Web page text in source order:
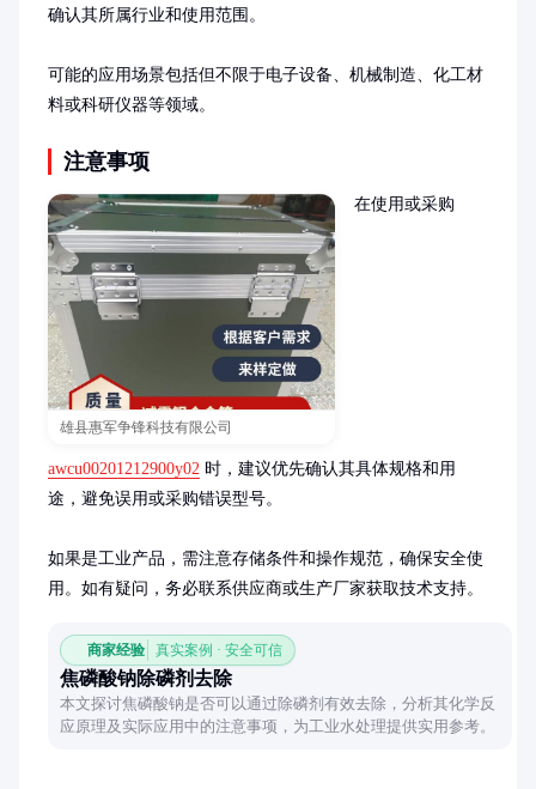
确认其所属行业和使用范围。
可能的应用场景包括但不限于电子设备、机械制造、化工材
料或科研仪器等领域。
注意事项
雄县惠军争锋科技有限公司
awcu00201212900y02 时，建议优先确认其具体规格和用
途，避免误用或采购错误型号。
如果是工业产品，需注意存储条件和操作规范，确保安全使
用。如有疑问，务必联系供应商或生产厂家获取技术支持。
商家经验 真实案例 · 安全可信
焦磷酸钠除磷剂去除
本文探讨焦磷酸钠是否可以通过除磷剂有效去除，分析其化学反
应原理及实际应用中的注意事项，为工业水处理提供实用参考。